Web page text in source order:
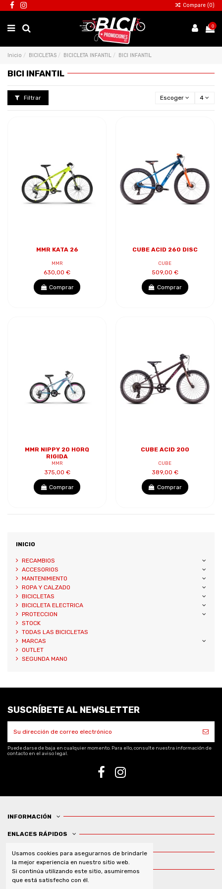
Compare (0)
0
Inicio BICICLETAS BICICLETA INFANTIL BICI INFANTIL
BICI INFANTIL
Filtrar Escoger 4
MMR KATA 26
MMR
630,00 €
Comprar
CUBE ACID 260 DISC
CUBE
509,00 €
Comprar
MMR NIPPY 20 HORQ
RIGIDA
MMR
375,00 €
Comprar
CUBE ACID 200
CUBE
389,00 €
Comprar
INICIO
RECAMBIOS
ACCESORIOS
MANTENIMIENTO
ROPA Y CALZADO
BICICLETAS
BICICLETA ELECTRICA
PROTECCION
STOCK
TODAS LAS BICICLETAS
MARCAS
OUTLET
SEGUNDA MANO
SUSCRÍBETE AL NEWSLETTER
Puede darse de baja en cualquier momento. Para ello, consulte nuestra información de
contacto en el aviso legal.
INFORMACIÓN
ENLACES RÁPIDOS
OFERTAS Y PROMOCIONES
CONTÁCTENOS
Usamos cookies para asegurarnos de brindarle
la mejor experiencia en nuestro sitio web.
Si continúa utilizando este sitio, asumiremos
que está satisfecho con él.